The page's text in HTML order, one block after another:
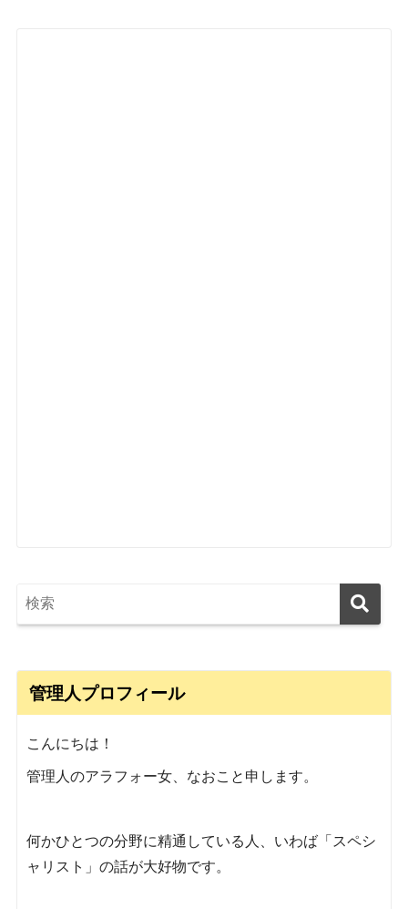
管理人プロフィール
こんにちは！
管理人のアラフォー女、なおこと申します。
何かひとつの分野に精通している人、いわば「スペシ
ャリスト」の話が大好物です。